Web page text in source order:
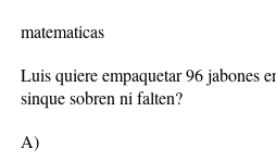
matematicas
Luis quiere empaquetar 96 jabones
sinque sobren ni falten?
A)